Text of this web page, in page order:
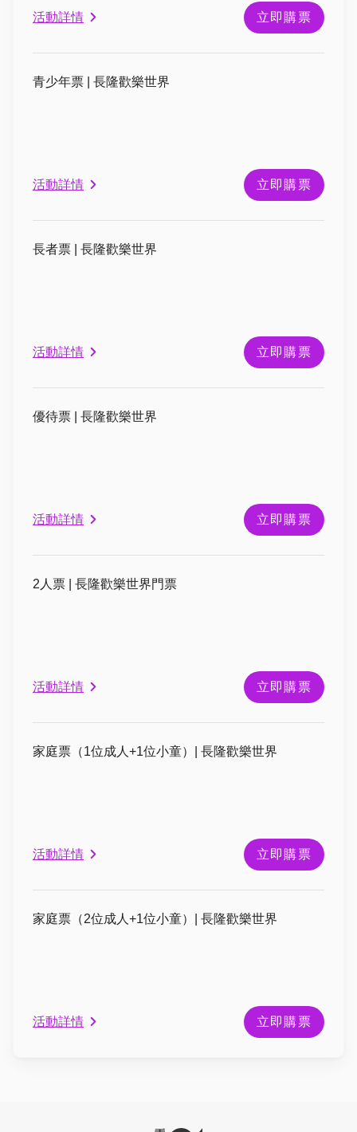
活動詳情 立即購票
青少年票 | 長隆歡樂世界
活動詳情 立即購票
長者票 | 長隆歡樂世界
活動詳情 立即購票
優待票 | 長隆歡樂世界
活動詳情 立即購票
2人票 | 長隆歡樂世界門票
活動詳情 立即購票
家庭票（1位成人+1位小童）| 長隆歡樂世界
活動詳情 立即購票
家庭票（2位成人+1位小童）| 長隆歡樂世界
活動詳情 立即購票